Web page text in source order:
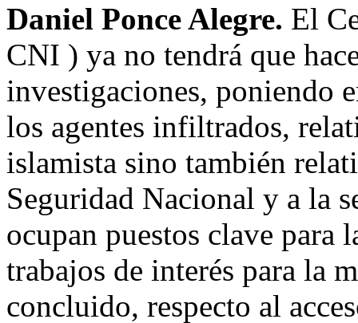
Daniel Ponce Alegre. El
CNI ) ya no tendrá que
investigaciones, poniendo
los agentes infiltrados,
islamista sino también
Seguridad Nacional y a la
ocupan puestos clave
trabajos de interés para la
concluido, respecto al